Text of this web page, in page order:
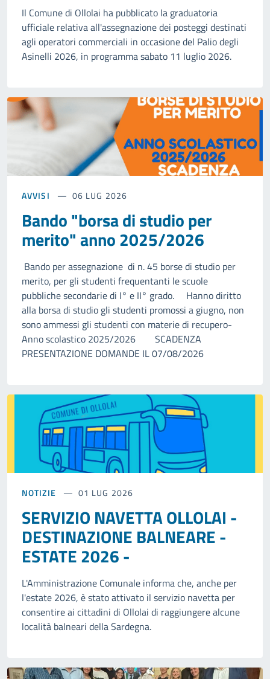
Il Comune di Ollolai ha pubblicato la graduatoria
ufficiale relativa all'assegnazione dei posteggi destinati
agli operatori commerciali in occasione del Palio degli
Asinelli 2026, in programma sabato 11 luglio 2026.
AVVISI 06 LUG 2026
Bando "borsa di studio per
merito" anno 2025/2026
Bando per assegnazione di n. 45 borse di studio per
merito, per gli studenti frequentanti le scuole
pubbliche secondarie di I° e II° grado. Hanno diritto
alla borsa di studio gli studenti promossi a giugno, non
sono ammessi gli studenti con materie di recupero-
Anno scolastico 2025/2026 SCADENZA
PRESENTAZIONE DOMANDE IL 07/08/2026
NOTIZIE 01 LUG 2026
SERVIZIO NAVETTA OLLOLAI -
DESTINAZIONE BALNEARE -
ESTATE 2026 -
L'Amministrazione Comunale informa che, anche per
l'estate 2026, è stato attivato il servizio navetta per
consentire ai cittadini di Ollolai di raggiungere alcune
località balneari della Sardegna.